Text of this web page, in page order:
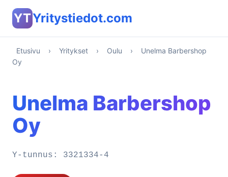
YTYritystiedot.com
Etusivu › Yritykset › Oulu ›
Unelma Barbershop
Oy
Unelma Barbershop
Oy
Y-tunnus: 3321334-4